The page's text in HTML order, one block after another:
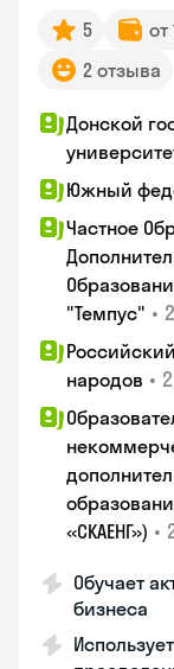
5 от
2 отзыва
Донской
Южный
Частное
"Темпус" •
народов •
«СКАЕНГ») •
Обучает
бизнеса